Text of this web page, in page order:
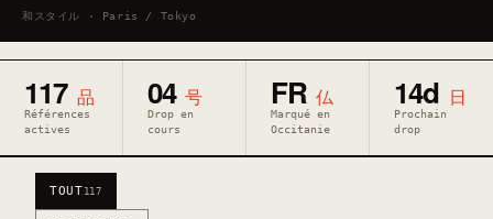
和スタイル · Paris / Tokyo
店
117 品
Références
actives
04 号
Drop en
cours
FR 仏
Marqué en
Occitanie
14d 日
Prochain
drop
TOUT 117